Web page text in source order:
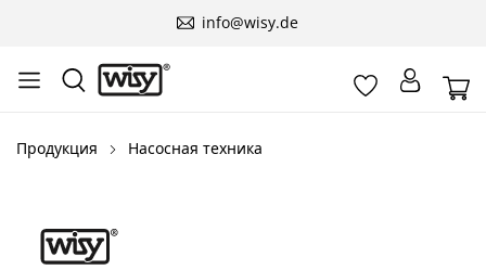
info@wisy.de
Продукция Насосная техника